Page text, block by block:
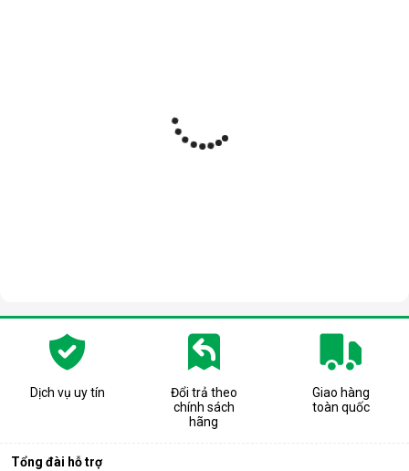
Dịch vụ uy tín
Đổi trả theo
chính sách
hãng
Giao hàng
toàn quốc
Tổng đài hỗ trợ